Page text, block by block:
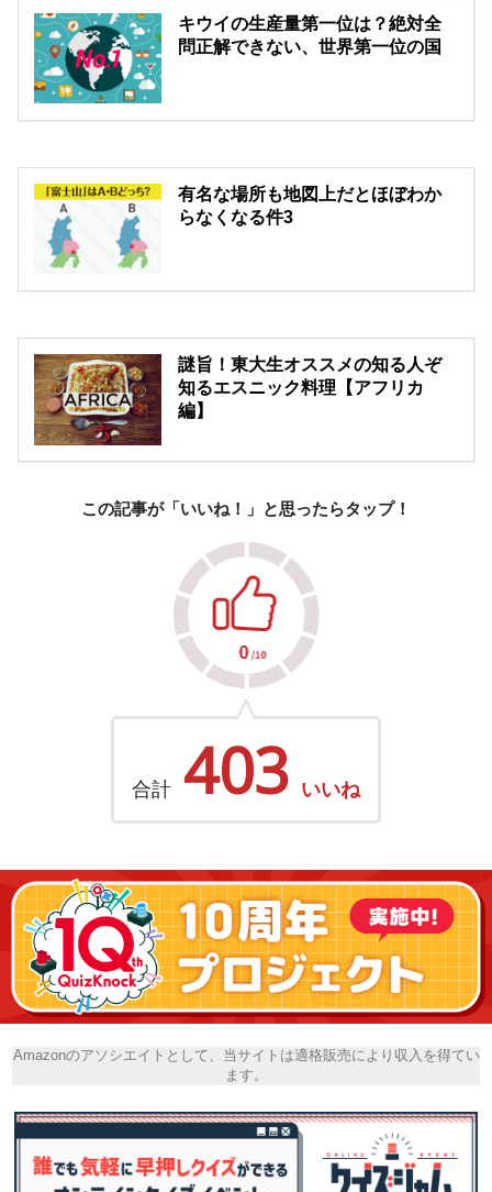
キウイの生産量第一位は？絶対全
問正解できない、世界第一位の国
有名な場所も地図上だとほぼわか
らなくなる件3
謎旨！東大生オススメの知る人ぞ
知るエスニック料理【アフリカ
編】
この記事が「いいね！」と思ったらタップ！
合計 403 いいね
Amazonのアソシエイトとして、当サイトは適格販売により収入を得てい
ます。